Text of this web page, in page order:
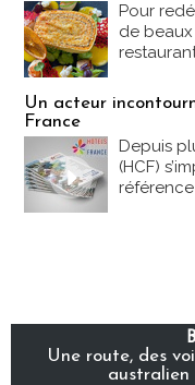
Pour
de
Un acteur
France
Depuis
(HCF)
Une route, des
australien